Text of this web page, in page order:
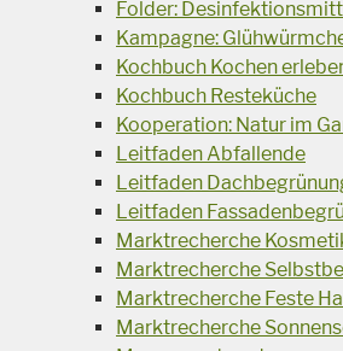
Folder:
Kampagne:
Kochbuch Kochen
Kochbuch Resteküche
Kooperation: Natur im
Leitfaden Abfallende
Leitfaden
Leitfaden
Marktrecherche
Marktrecherche
Marktrecherche Feste
Marktrecherche